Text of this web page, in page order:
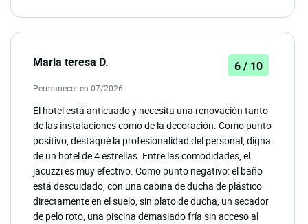
Maria teresa D. 6 / 10
Permanecer en 07/2026
El hotel está anticuado y necesita una renovación tanto
de las instalaciones como de la decoración. Como punto
positivo, destaqué la profesionalidad del personal, digna
de un hotel de 4 estrellas. Entre las comodidades, el
jacuzzi es muy efectivo. Como punto negativo: el baño
está descuidado, con una cabina de ducha de plástico
directamente en el suelo, sin plato de ducha, un secador
de pelo roto, una piscina demasiado fría sin acceso al